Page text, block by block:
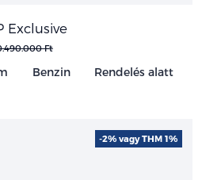
Exclusive
Ft
Benzin Rendelés alatt
-2% vagy THM 1%